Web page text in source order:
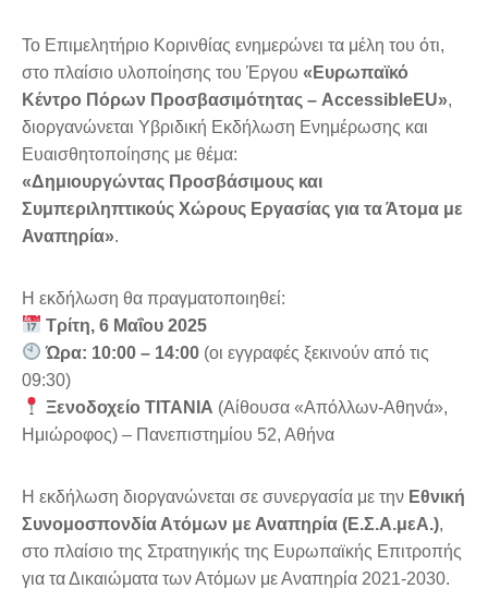
Το Επιμελητήριο Κορινθίας ενημερώνει τα μέλη του ότι,
στο πλαίσιο υλοποίησης του Έργου «Ευρωπαϊκό
Κέντρο Πόρων Προσβασιμότητας – AccessibleEU»,
διοργανώνεται Υβριδική Εκδήλωση Ενημέρωσης και
Ευαισθητοποίησης με θέμα:
«Δημιουργώντας Προσβάσιμους και
Συμπεριληπτικούς Χώρους Εργασίας για τα Άτομα με
Αναπηρία».
Η εκδήλωση θα πραγματοποιηθεί:
Τρίτη, 6 Μαΐου 2025
Ώρα: 10:00 – 14:00 (οι εγγραφές ξεκινούν από τις
09:30)
Ξενοδοχείο ΤΙΤΑΝΙΑ (Αίθουσα «Απόλλων-Αθηνά»,
Ημιώροφος) – Πανεπιστημίου 52, Αθήνα
Η εκδήλωση διοργανώνεται σε συνεργασία με την Εθνική
Συνομοσπονδία Ατόμων με Αναπηρία (Ε.Σ.Α.μεΑ.),
στο πλαίσιο της Στρατηγικής της Ευρωπαϊκής Επιτροπής
για τα Δικαιώματα των Ατόμων με Αναπηρία 2021-2030.